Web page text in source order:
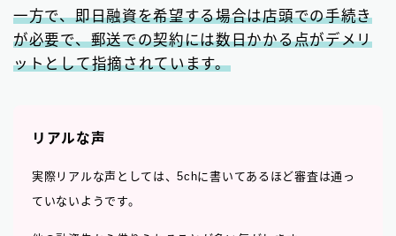
一方で、即日融資を希望する場合は店頭での手続き
が必要で、郵送での契約には数日かかる点がデメリ
ットとして指摘されています。
リアルな声
実際リアルな声としては、5chに書いてあるほど審査は通っ
ていないようです。